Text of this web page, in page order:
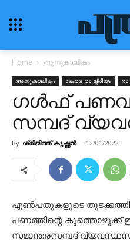
Home ആനുകാലികം
ആനുകാലികം കേരള രാഷ്ട്രീയം
ഗൾഫ്
സമ്പദ്
By ശ്രീജിത്ത് കൃഷ്ണൻ - 12/01/2022
എൺപതുകളുടെ
പണത്തിന്റെ കുത്തൊഴുക്ക്
സമാന്തരസമ്പദ്